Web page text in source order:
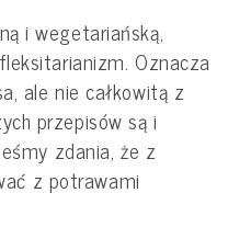
i wegetariańską,
Oznacza
ale nie całkowitą z
przepisów są i
zdania, że z
z potrawami